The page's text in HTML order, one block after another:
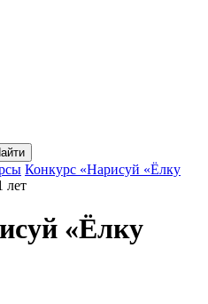
Конкурс «Нарисуй «Ёлку
лет
«Ёлку